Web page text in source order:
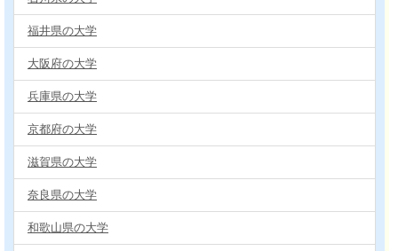
福井県の大学
大阪府の大学
兵庫県の大学
京都府の大学
滋賀県の大学
奈良県の大学
和歌山県の大学